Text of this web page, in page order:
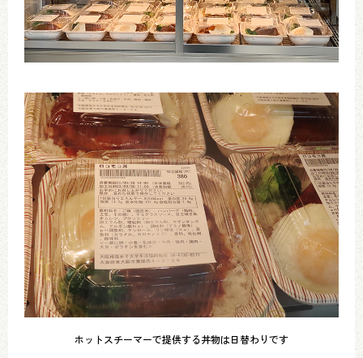
ホットスチーマーで提供する丼物は日替わりです